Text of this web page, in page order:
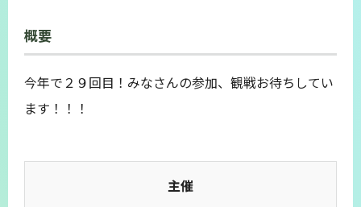
概要
今年で２９回目！みなさんの参加、観戦お待ちしてい
ます！！！
主催